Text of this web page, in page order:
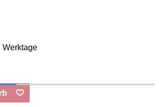
Werktage